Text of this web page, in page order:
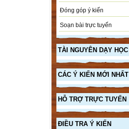
Đóng góp ý kiến
Soạn bài trực tuyến
TÀI NGUYÊN DẠY HỌC
CÁC Ý KIẾN MỚI NHẤT
HỖ TRỢ TRỰC TUYẾN
ĐIỀU TRA Ý KIẾN